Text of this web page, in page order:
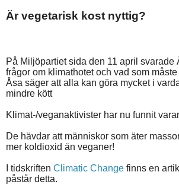
Är vegetarisk kost nyttig?
På Miljöpartiet sida den 11 april svarade
frågor om klimathotet och vad som måste
Åsa säger att alla kan göra mycket i
mindre kött
Klimat-/veganaktivister har nu funnit
De hävdar att människor som äter
mer koldioxid än veganer!
I tidskriften Climatic Change finns en
påstår detta.